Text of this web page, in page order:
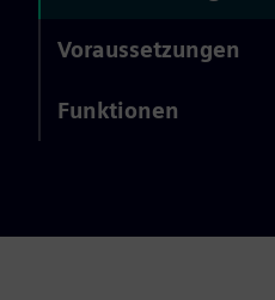
Voraussetzungen
Funktionen